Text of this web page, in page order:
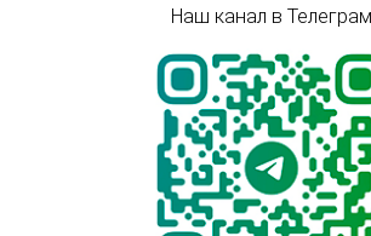
Наш канал в Телеграм